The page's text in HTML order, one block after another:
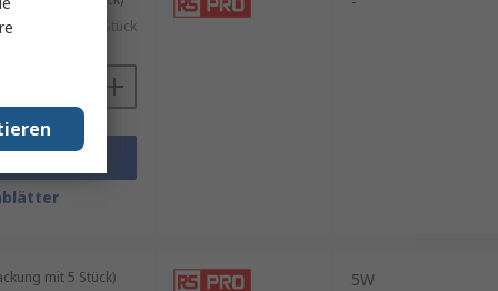
0,978 €/Stück
mit 5 Stück) 5W